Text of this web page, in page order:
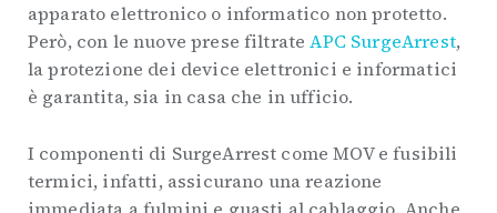
apparato elettronico o informatico non protetto.
Però, con le nuove prese filtrateAPC SurgeArrest,
la protezione dei device elettronici e informatici
è garantita, sia in casa che in ufficio.
I componenti di SurgeArrest come MOV e fusibili
termici, infatti, assicurano una reazione